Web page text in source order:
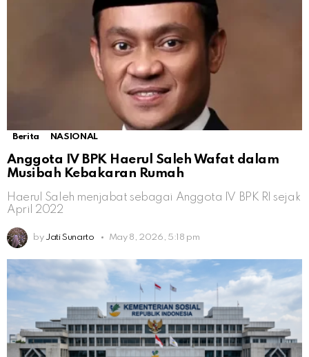
Berita NASIONAL
Anggota IV BPK Haerul Saleh Wafat dalam
Musibah Kebakaran Rumah
Haerul Saleh menjabat sebagai Anggota IV BPK RI sejak
April 2022
by Jati Sunarto May 8, 2026, 5:18 pm